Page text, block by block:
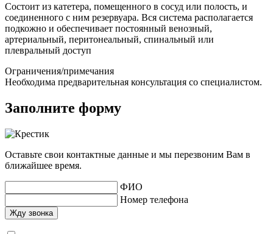
Состоит из катетера, помещенного в сосуд или полость, и
соединенного с ним резервуара. Вся система располагается
подкожно и обеспечивает постоянный венозный,
артериальный, перитонеальный, спинальный или
плевральный доступ
Ограничения/примечания
Необходима предварительная консультация со специалистом.
Заполните форму
Оставьте свои контактные данные и мы перезвоним Вам в
ближайшее время.
ФИО
Номер телефона